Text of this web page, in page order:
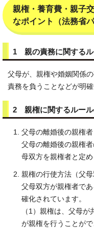
親権・養育費・親子
なポイント（法務省
1 親の責務に関する
父母が、親権や婚姻関係
責務を負うことなどが明確
2 親権に関するルール
父母の離婚後の親権者
父母の離婚後の親権
母双方を親権者と定
親権の行使方法（父
父母双方が親権者で
確化されています。
（1）親権は、父母
が親権を行うことが